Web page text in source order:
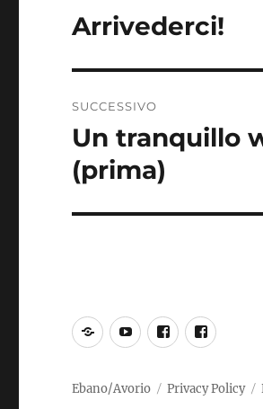
articoli
Articolo
Arrivederci!
SUCCESSIVO
Articolo
successivo:
Un tranquillo
(prima)
SoundCloud
YouTubeIncoscienti
Jones
PiOCC
Ebano/Avorio Privacy Policy